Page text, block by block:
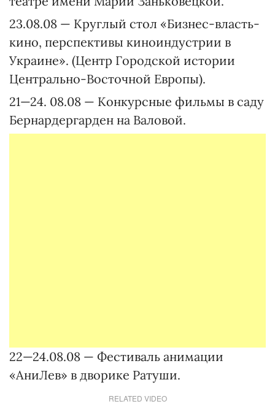
23.08.08 — Круглый стол «Бизнес-власть-
кино, перспективы киноиндустрии в
Украине». (Центр Городской истории
Центрально-Восточной Европы).
21—24. 08.08 — Конкурсные фильмы в саду
Бернардергарден на Валовой.
22—24.08.08 — Фестиваль анимации
«АниЛев» в дворике Ратуши.
RELATED VIDEO